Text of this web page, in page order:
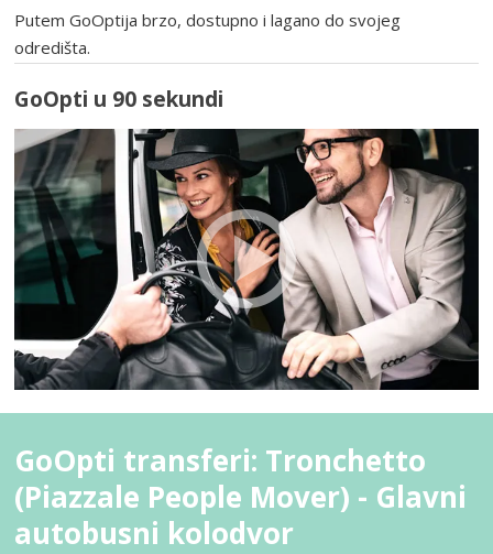
Putem GoOptija brzo, dostupno i lagano do svojeg
odredišta.
GoOpti u 90 sekundi
GoOpti transferi: Tronchetto
(Piazzale People Mover) - Glavni
autobusni kolodvor